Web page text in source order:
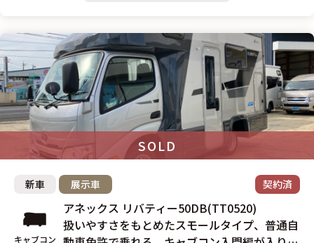
SOLD
新車 展示車 契約済
キャブコン
アネックス リバティー50DB(TT0520)
扱いやすさをもとめたスモールタイプ、普通自